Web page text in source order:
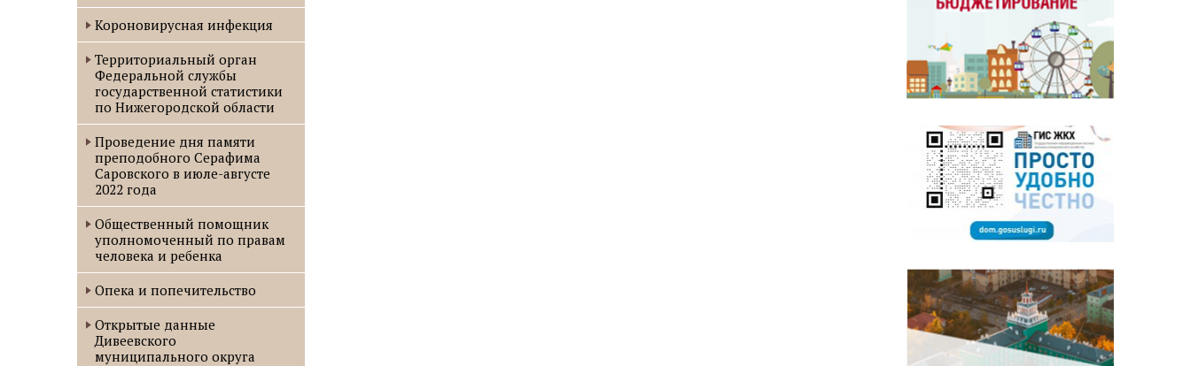
Короновирусная инфекция
Территориальный орган
Федеральной службы
государственной статистики
по Нижегородской области
Проведение дня памяти
преподобного Серафима
Саровского в июле-августе
2022 года
Oбщественный помощник
уполномоченный по правам
человека и ребенка
Опека и попечительство
Открытые данные
Дивеевского
муниципального округа